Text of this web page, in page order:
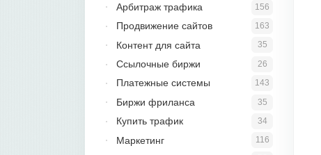
156
Арбитраж трафика
163
Продвижение сайтов
35
Контент для сайта
26
Ссылочные биржи
143
Платежные системы
35
Биржи фриланса
34
Купить трафик
116
Маркетинг